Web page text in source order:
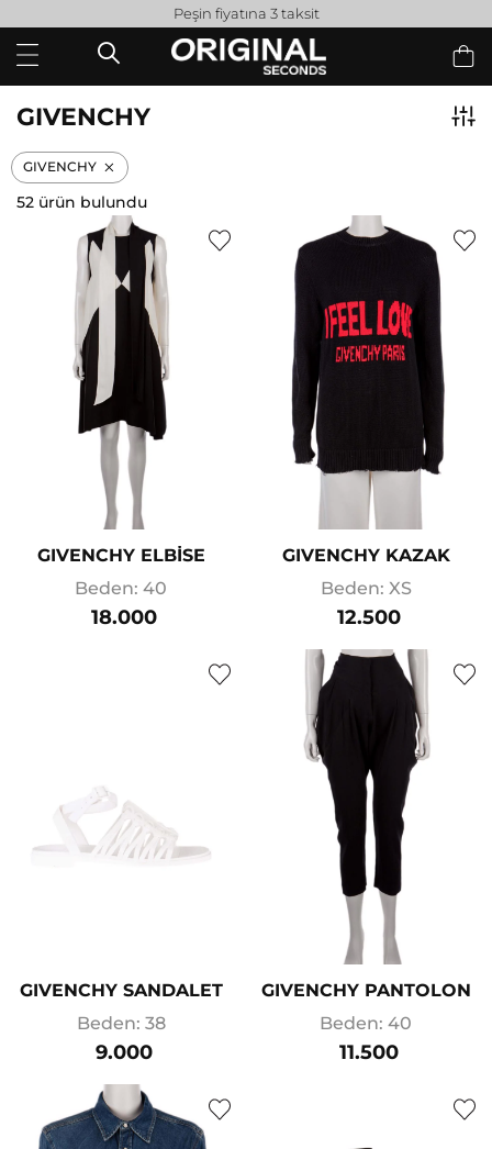
Peşin fiyatına 3 taksit
GIVENCHY
GIVENCHY
52 ürün bulundu
GIVENCHY ELBİSE
Beden: 40
18.000
GIVENCHY KAZAK
Beden: XS
12.500
GIVENCHY SANDALET
Beden: 38
9.000
GIVENCHY PANTOLON
Beden: 40
11.500